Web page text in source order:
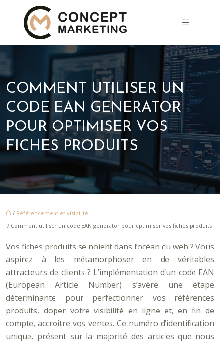
COMMENT UTILISER UN
CODE EAN GENERATOR
POUR OPTIMISER VOS
FICHES PRODUITS
/ Référencement et visibilité
/ Comment utiliser un code EAN generator pour optimiser vos fiches produits
Vos fiches produits se noient dans l’océan du web ? Vous
aspirez à les métamorphoser en de véritables
attracteurs de clients ? L’implémentation d’un code EAN
(European Article Number) s’avère une étape
déterminante pour perfectionner vos références
produits, doper votre visibilité en ligne et, en fin de
compte, accroître vos ventes. Ce numéro d’identification
unique, présent sur la majorité des articles que nous